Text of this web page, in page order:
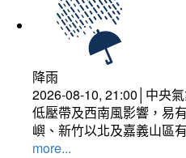
降雨
2026-08-10, 21:00│中央
低壓帶及西南風影響，易
嶼、新竹以北及嘉義山區
more...